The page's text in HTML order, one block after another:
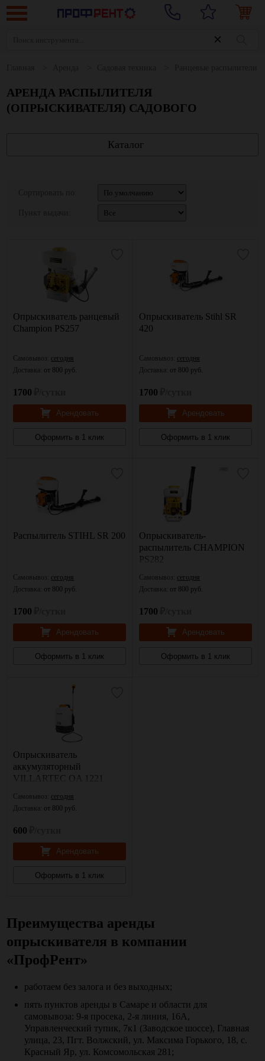
АРЕНДА РАСПЫЛИТЕЛЯ
(ОПРЫСКИВАТЕЛЯ) САДОВОГО
Каталог
Опрыскиватель ранцевый
Champion PS257
Самовывоз: сегодня
Доставка: от 800 руб.
1700
Арендовать
Оформить в 1 клик
Опрыскиватель Stihl SR
420
Самовывоз: сегодня
Доставка: от 800 руб.
1700
Арендовать
Оформить в 1 клик
Распылитель STIHL SR 200
Самовывоз: сегодня
Доставка: от 800 руб.
1700
Арендовать
Оформить в 1 клик
Опрыскиватель-
распылитель CHAMPION
PS282
Самовывоз: сегодня
Доставка: от 800 руб.
1700
Арендовать
Оформить в 1 клик
Опрыскиватель
аккумуляторный
VILLARTEC OA 1221
Самовывоз: сегодня
Доставка: от 800 руб.
600
Арендовать
Оформить в 1 клик
Преимущества аренды
опрыскивателя в компании
«ПрофРент»
работаем без залога и без выходных;
пять пунктов аренды в Самаре и области для
самовывоза: 9-я просека, 2-я линия, 16А,
Управленческий тупик, 7к1 (Заводское шоссе), Главная
улица, 23, Пгт. Волжский, ул. Максима Горького, 18, с.
Красный Яр, ул. Комсомольская 281;